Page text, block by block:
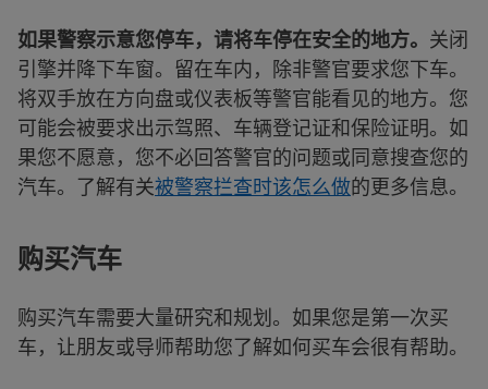
如果警察示意您停车，请将车停在安全的地方。 关闭
引擎并降下车窗。留在车内，除非警官要求您下车。
将双手放在方向盘或仪表板等警官能看见的地方。您
可能会被要求出示驾照、车辆登记证和保险证明。如
果您不愿意，您不必回答警官的问题或同意搜查您的
汽车。了解有关被警察拦查时该怎么做的更多信息。
购买汽车
购买汽车需要大量研究和规划。如果您是第一次买
车，让朋友或导师帮助您了解如何买车会很有帮助。